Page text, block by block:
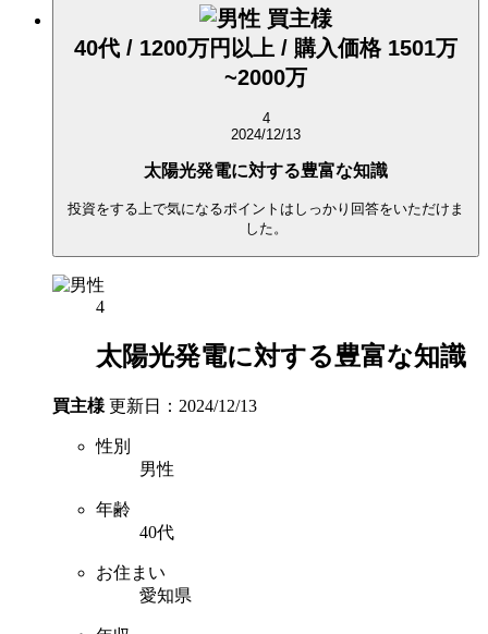
買主様
40代 / 1200万円以上 / 購入価格 1501万
~2000万
4
2024/12/13
太陽光発電に対する豊富な知識
投資をする上で気になるポイントはしっかり回答をいただけま
した。
4
太陽光発電に対する豊富な知識
買主様 更新日：2024/12/13
性別
男性
年齢
40代
お住まい
愛知県